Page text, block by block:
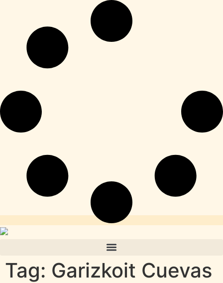
Tag: Garizkoit Cuevas